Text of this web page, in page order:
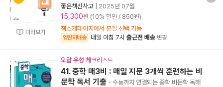
미리보기
좋은책신사고
2025년 07월
15,300원 (10% 할인 / 850원)
책소개페이지에서 분철 선택 가능
양탄자배송 내일 아침 7시 출근전 배송 변경
오답 유형 체크리스트
41. 중학 매3비 : 매일 지문 3개씩 훈련하는 비
문학 독서 기출 - 수능까지 연결되는 중학 비문학 독해